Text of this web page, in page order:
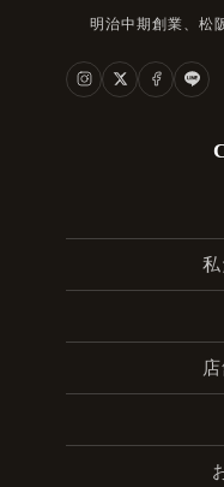
明治中期創業、松